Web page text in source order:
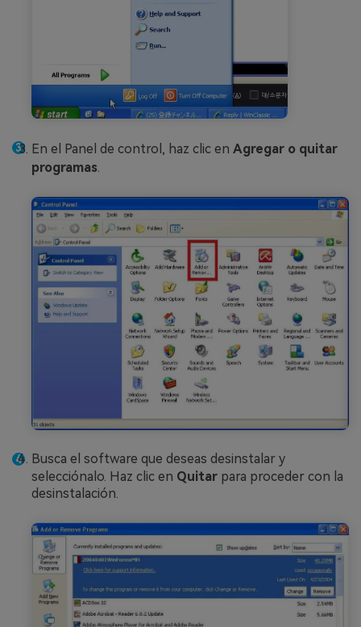
En el Panel de control, haz clic en Agregar o quitar
programas
Busca el software que deseas desinstalar y
selecciónalo. Haz clic en Quitar para proceder con la
desinstalación.